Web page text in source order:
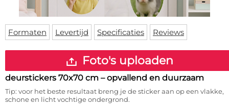
Deurmat
Vloermat
Skateboard deck
Over ons
Levertijden
Inloggen
WhatsApp
Formaten Levertijd Specificaties Reviews
Foto's uploaden
deurstickers 70x70 cm – opvallend en duurzaam
Tip: voor het beste resultaat breng je de sticker aan op een vlakke,
schone en licht vochtige ondergrond.